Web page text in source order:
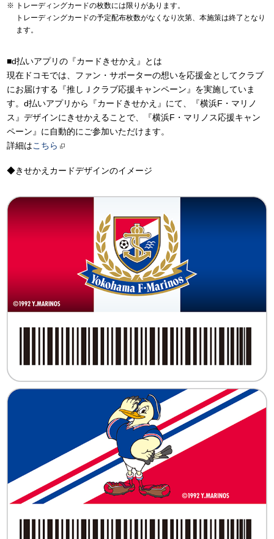
トレーディングカードの枚数には限りがあります。
トレーディングカードの予定配布枚数がなくなり次第、本施策は終了となり
ます。
■d払いアプリの『カードきせかえ』とは
現在ドコモでは、ファン・サポーターの想いを応援金としてクラブ
にお届けする『推しＪクラブ応援キャンペーン』を実施していま
す。d払いアプリから『カードきせかえ』にて、『横浜F・マリノ
ス』デザインにきせかえることで、『横浜F・マリノス応援キャン
ペーン』に自動的にご参加いただけます。
詳細はこちら
◆きせかえカードデザインのイメージ